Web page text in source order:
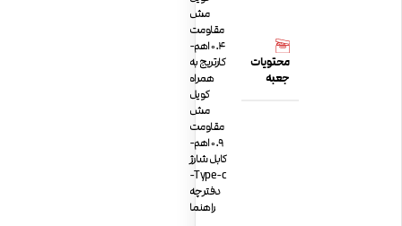
محتویات
جعبه
مش
مقاومت
0.4 اهم-
کارتریج به
همراه
کویل
مش
مقاومت
0.9 اهم-
کابل شارژ
Type-c-
دفترچه
راهنما